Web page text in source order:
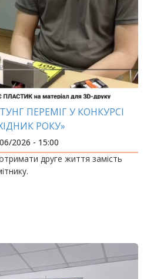
ПЕРЕМІГ У КОНКУРСІ
РОКУ»
2026 - 15:00
друге життя замість